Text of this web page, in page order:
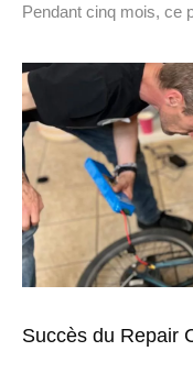
Pendant cinq mois, ce
Succès du Repair